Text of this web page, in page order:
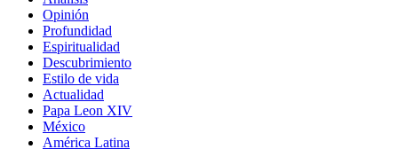
Opinión
Profundidad
Espiritualidad
Descubrimiento
Estilo de vida
Actualidad
Papa Leon XIV
México
América Latina